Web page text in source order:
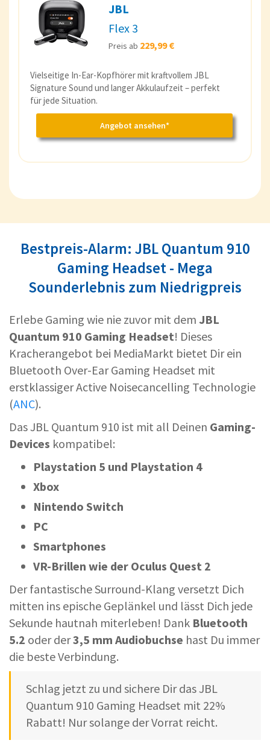
JBL
Flex 3
Preis ab 229,99 €
Vielseitige In-Ear-Kopfhörer mit kraftvollem JBL
Signature Sound und langer Akkulaufzeit – perfekt
für jede Situation.
Angebot ansehen*
Bestpreis-Alarm: JBL Quantum 910
Gaming Headset - Mega
Sounderlebnis zum Niedrigpreis
Erlebe Gaming wie nie zuvor mit dem JBL
Quantum 910 Gaming Headset! Dieses
Kracherangebot bei MediaMarkt bietet Dir ein
Bluetooth Over-Ear Gaming Headset mit
erstklassiger Active Noisecancelling Technologie
(ANC).
Das JBL Quantum 910 ist mit all Deinen Gaming-
Devices kompatibel:
Playstation 5 und Playstation 4
Xbox
Nintendo Switch
PC
Smartphones
VR-Brillen wie der Oculus Quest 2
Der fantastische Surround-Klang versetzt Dich
mitten ins epische Geplänkel und lässt Dich jede
Sekunde hautnah miterleben! Dank Bluetooth
5.2 oder der3,5 mm Audiobuchse hast Du immer
die beste Verbindung.
Schlag jetzt zu und sichere Dir das JBL
Quantum 910 Gaming Headset mit 22%
Rabatt! Nur solange der Vorrat reicht.